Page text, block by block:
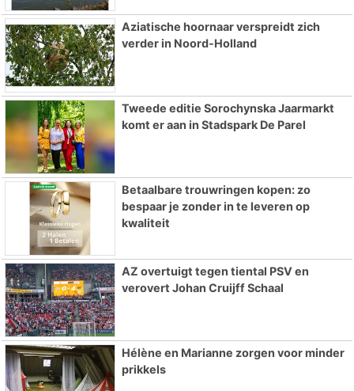
Aziatische hoornaar verspreidt zich
verder in Noord-Holland
Tweede editie Sorochynska Jaarmarkt
komt er aan in Stadspark De Parel
Betaalbare trouwringen kopen: zo
bespaar je zonder in te leveren op
kwaliteit
AZ overtuigt tegen tiental PSV en
verovert Johan Cruijff Schaal
Hélène en Marianne zorgen voor minder
prikkels